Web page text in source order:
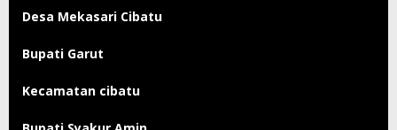
Desa Mekasari Cibatu
Bupati Garut
Kecamatan cibatu